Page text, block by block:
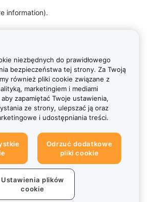
information).
niezbędnych do prawidłowego
bezpieczeństwa tej strony. Za Twoją
również pliki cookie związane z
marketingiem i mediami
zapamiętać Twoje ustawienia,
ze strony, ulepszać ją oraz
i udostępniania treści.
Odrzuć dodatkowe
pliki cookie
Ustawienia plików
cookie